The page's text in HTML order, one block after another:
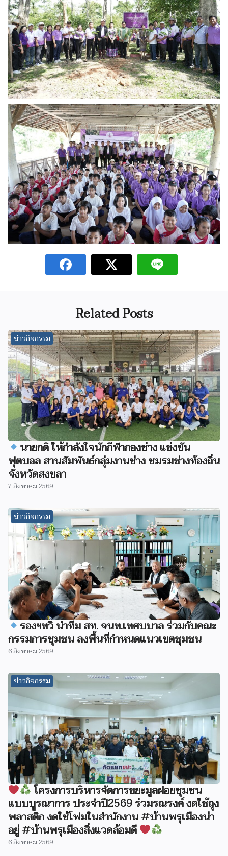
Related Posts
ข่าวกิจกรรม
นายกดิ ให้กำลังใจนักกีฬากองช่าง แข่งขัน
ฟุตบอล สานสัมพันธ์กลุ่มงานช่าง ชมรมช่างท้องถิ่น
จังหวัดสงขลา
7 สิงหาคม 2569
ข่าวกิจกรรม
รองฯทวิ นำทีม สท. จนท.เทศบบาล ร่วมกับคณะ
กรรมการชุมชน ลงพื้นที่กำหนดแนวเขตชุมชน
6 สิงหาคม 2569
ข่าวกิจกรรม
โครงการบริหารจัดการขยะมูลฝอยชุมชน
แบบบูรณาการ ประจำปี2569 ร่วมรณรงค์ งดใช้ถุง
พลาสติก งดใช้โฟมในสำนักงาน #บ้านพรุเมืองน่า
อยู่ #บ้านพรุเมืองสิ่งแวดล้อมดี
6 สิงหาคม 2569